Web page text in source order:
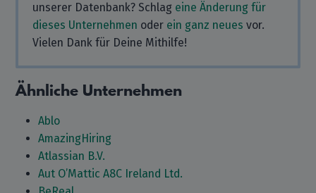
unserer Datenbank? Schlag eine Änderung für
dieses Unternehmen oder ein ganz neues vor.
Vielen Dank für Deine Mithilfe!
Ähnliche Unternehmen
Ablo
AmazingHiring
Atlassian B.V.
Aut O’Mattic A8C Ireland Ltd.